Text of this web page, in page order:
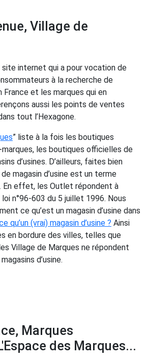
Village de
site internet qui a pour vocation de
à la recherche de
et les marques qui en
aussi les points de ventes
tout l’Hexagone.
” liste à la fois les boutiques
les boutiques officielles de
d’usines. D’ailleurs, faites bien
magasin d’usine est un terme
En effet, les Outlet répondent à
n°96-603 du 5 juillet 1996. Nous
ce qu’est un magasin d’usine dans
qu’un (vrai) magasin d’usine ? Ainsi
en bordure des villes, telles que
Village de Marques ne répondent
d’usine.
Marques
des Marques...